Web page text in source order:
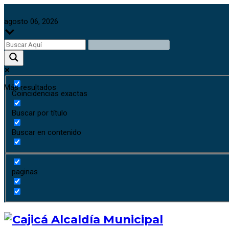
agosto 06, 2026
Más resultados
Coincidencias exactas
Buscar por título
Buscar en contenido
paginas